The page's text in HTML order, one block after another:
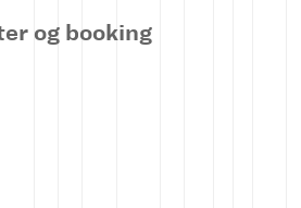
og booking